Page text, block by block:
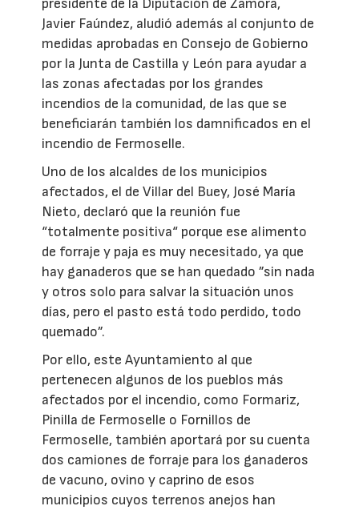
Javier Faúndez, aludió además al conjunto de
medidas aprobadas en Consejo de Gobierno
por la Junta de Castilla y León para ayudar a
las zonas afectadas por los grandes
incendios de la comunidad, de las que se
beneficiarán también los damnificados en el
incendio de Fermoselle.
Uno de los alcaldes de los municipios
afectados, el de Villar del Buey, José María
Nieto, declaró que la reunión fue
“totalmente positiva“ porque ese alimento
de forraje y paja es muy necesitado, ya que
hay ganaderos que se han quedado ”sin nada
y otros solo para salvar la situación unos
días, pero el pasto está todo perdido, todo
quemado”.
Por ello, este Ayuntamiento al que
pertenecen algunos de los pueblos más
afectados por el incendio, como Formariz,
Pinilla de Fermoselle o Fornillos de
Fermoselle, también aportará por su cuenta
dos camiones de forraje para los ganaderos
de vacuno, ovino y caprino de esos
municipios cuyos terrenos anejos han